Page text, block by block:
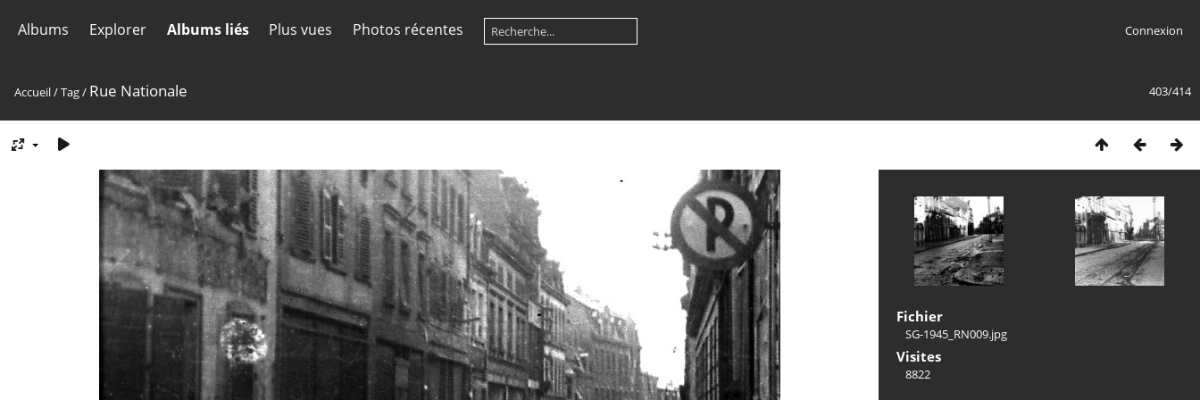
Albums Explorer Albums liés Plus vues Photos récentes Connexion
403/414
Accueil/Tag/ Rue Nationale
Fichier
SG-1945_RN009.jpg
Visites
8822